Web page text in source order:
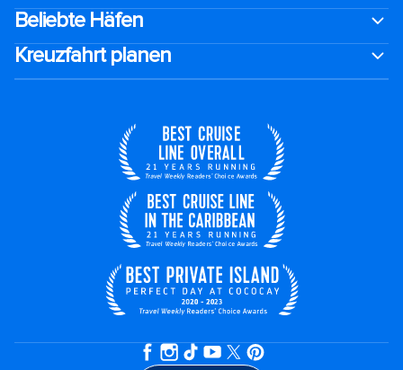
Beliebte Häfen
Kreuzfahrt planen